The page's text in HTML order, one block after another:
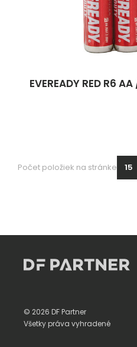
EVEREADY RED R6
Počet položiek na stránke 15
© 2026 DF Partner
Všetky práva vyhradené